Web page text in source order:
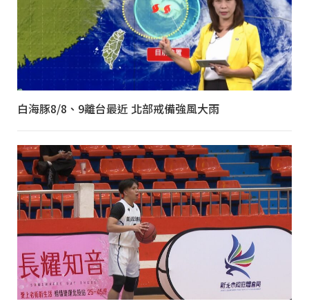
白海豚8/8、9離台最近 北部戒備強風大雨